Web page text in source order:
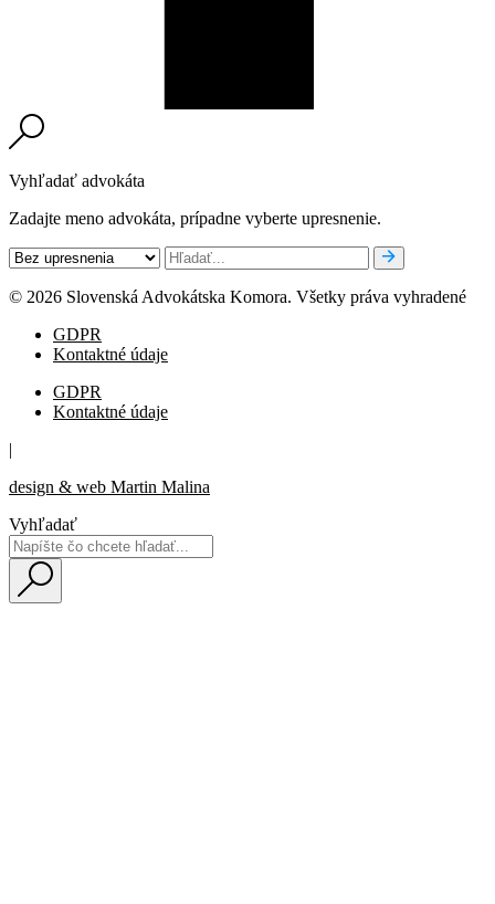
Vyhľadať advokáta
Zadajte meno advokáta, prípadne vyberte upresnenie.
© 2026 Slovenská Advokátska Komora. Všetky práva vyhradené
GDPR
Kontaktné údaje
GDPR
Kontaktné údaje
|
design & web Martin Malina
Vyhľadať